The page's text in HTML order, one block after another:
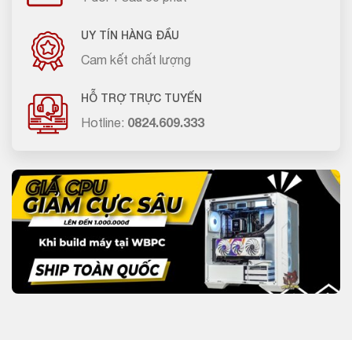
UY TÍN HÀNG ĐẦU
Cam kết chất lượng
HỖ TRỢ TRỰC TUYẾN
Hotline: 0824.609.333